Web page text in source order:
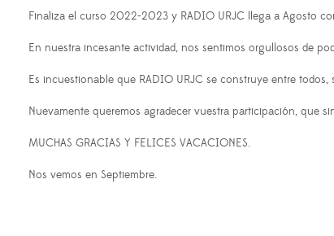
Finaliza el curso 2022-2023 y RADIO URJC llega a Agosto
En nuestra incesante actividad, nos sentimos orgullosos de
Es incuestionable que RADIO URJC se construye entre
Nuevamente queremos agradecer vuestra participación, que
MUCHAS GRACIAS Y FELICES VACACIONES.
Nos vemos en Septiembre.